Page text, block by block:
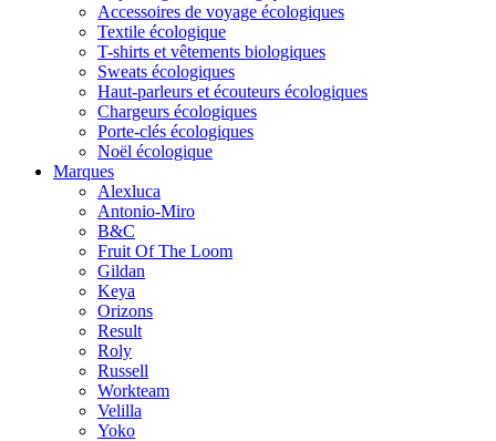
Accessoires de voyage écologiques
Textile écologique
T-shirts et vêtements biologiques
Sweats écologiques
Haut-parleurs et écouteurs écologiques
Chargeurs écologiques
Porte-clés écologiques
Noël écologique
Marques
Alexluca
Antonio-Miro
B&C
Fruit Of The Loom
Gildan
Keya
Orizons
Result
Roly
Russell
Workteam
Velilla
Yoko